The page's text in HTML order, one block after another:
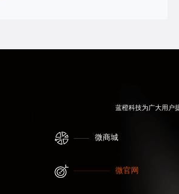
蓝橙科技为广大用户
微商城
微官网